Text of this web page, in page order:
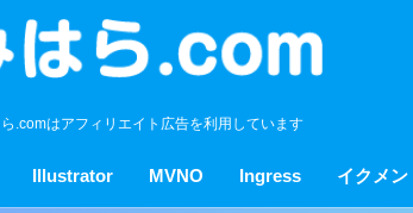
.comはアフィリエイト広告を利用しています
Illustrator MVNO Ingress イクメン